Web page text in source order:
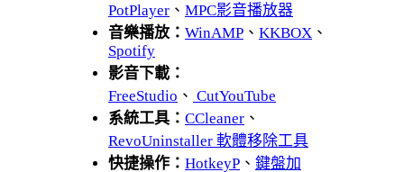
PotPlayer 、 MPC影音播放器
音樂播放： WinAMP 、 KKBOX 、
Spotify
影音下載：
FreeStudio 、 CutYouTube
系統工具： CCleaner 、
RevoUninstaller 軟體移除工具
快捷操作： HotkeyP 、 鍵盤加